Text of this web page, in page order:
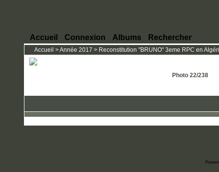
Accueil Connexion Albums Rechercher
Accueil >Année 2017 > Reconstitution "BRUNO" 3eme RPC en
Photo 22/238